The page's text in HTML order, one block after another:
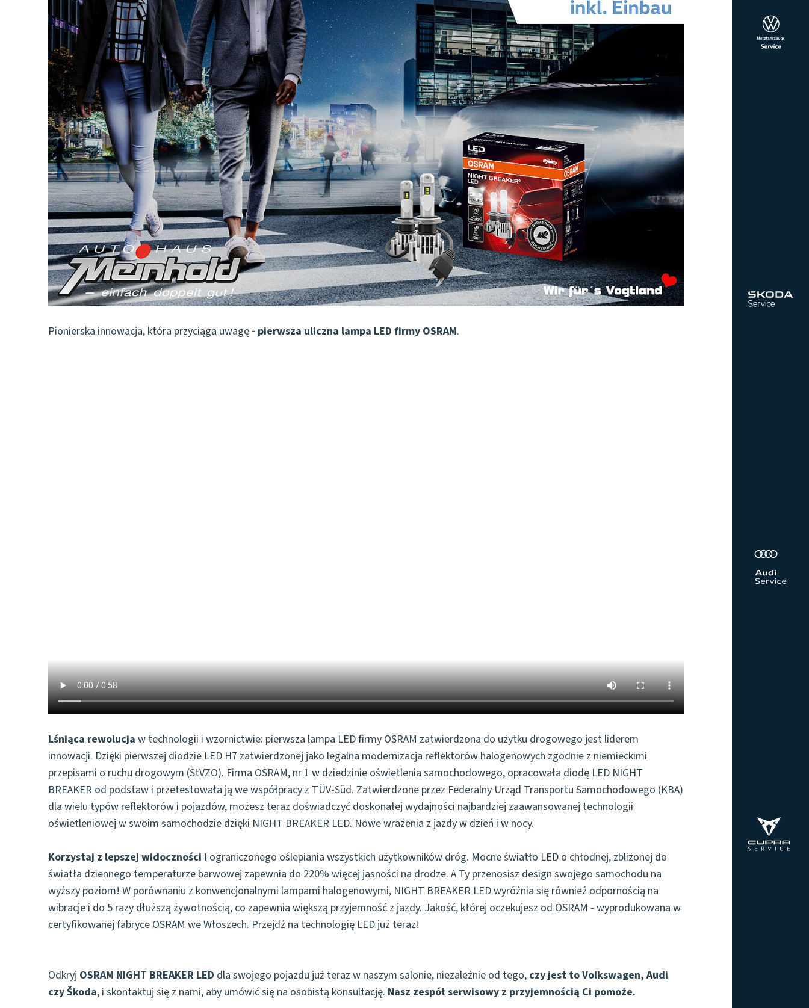
Pionierska innowacja, która przyciąga uwagę - pierwsza uliczna lampa LED firmy OSRAM.
Lśniąca rewolucja w technologii i wzornictwie: pierwsza lampa LED firmy OSRAM zatwierdzona do użytku drogowego jest liderem
innowacji. Dzięki pierwszej diodzie LED H7 zatwierdzonej jako legalna modernizacja reflektorów halogenowych zgodnie z niemieckimi
przepisami o ruchu drogowym (StVZO). Firma OSRAM, nr 1 w dziedzinie oświetlenia samochodowego, opracowała diodę LED NIGHT
BREAKER od podstaw i przetestowała ją we współpracy z TÜV-Süd. Zatwierdzone przez Federalny Urząd Transportu Samochodowego (KBA)
dla wielu typów reflektorów i pojazdów, możesz teraz doświadczyć doskonałej wydajności najbardziej zaawansowanej technologii
oświetleniowej w swoim samochodzie dzięki NIGHT BREAKER LED. Nowe wrażenia z jazdy w dzień i w nocy.
Korzystaj z lepszej widoczności i ograniczonego oślepiania wszystkich użytkowników dróg. Mocne światło LED o chłodnej, zbliżonej do
światła dziennego temperaturze barwowej zapewnia do 220% więcej jasności na drodze. A Ty przenosisz design swojego samochodu na
wyższy poziom! W porównaniu z konwencjonalnymi lampami halogenowymi, NIGHT BREAKER LED wyróżnia się również odpornością na
wibracje i do 5 razy dłuższą żywotnością, co zapewnia większą przyjemność z jazdy. Jakość, której oczekujesz od OSRAM - wyprodukowana w
certyfikowanej fabryce OSRAM we Włoszech. Przejdź na technologię LED już teraz!
Odkryj OSRAM NIGHT BREAKER LED dla swojego pojazdu już teraz w naszym salonie, niezależnie od tego, czy jest to Volkswagen, Audi
czy Škoda, i skontaktuj się z nami, aby umówić się na osobistą konsultację. Nasz zespół serwisowy z przyjemnością Ci pomoże.